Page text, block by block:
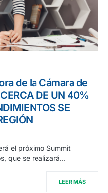
de la Cámara de
DE UN 40%
SE
el próximo Summit
que se realizará…
LEER MÁS